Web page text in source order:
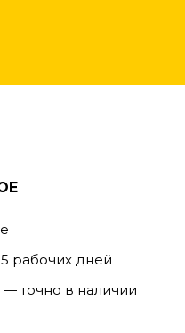
рабочих дней
— точно в наличии